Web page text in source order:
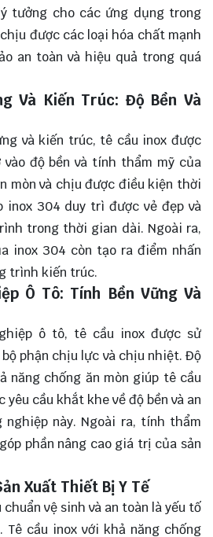
tưởng cho các ứng dụng trong
được các loại hóa chất mạnh
an toàn và hiệu quả trong quá
Và Kiến Trúc: Độ Bền Và
và kiến trúc, tê cầu inox được
độ bền và tính thẩm mỹ của
mòn và chịu được điều kiện thời
304 duy trì được vẻ đẹp và
trong thời gian dài. Ngoài ra,
inox 304 còn tạo ra điểm nhấn
trình kiến trúc.
Ô Tô: Tính Bền Vững Và
ô tô, tê cầu inox được sử
phận chịu lực và chịu nhiệt. Độ
năng chống ăn mòn giúp tê cầu
yêu cầu khắt khe về độ bền và an
nghiệp này. Ngoài ra, tính thẩm
phần nâng cao giá trị của sản
Xuất Thiết Bị Y Tế
vệ sinh và an toàn là yếu tố
Tê cầu inox với khả năng chống